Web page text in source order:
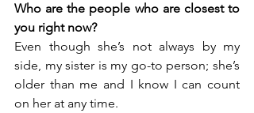
Who are the people who are closest to
you right now?
Even though she’s not always by my
side, my sister is my go-to person; she’s
older than me and I know I can count
on her at any time.